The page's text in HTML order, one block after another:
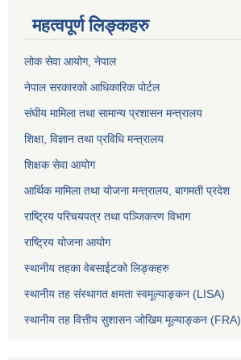
महत्वपूर्ण लिङ्कहरु
लोक सेवा आयोग, नेपाल
नेपाल सरकारको आधिकारिक पोर्टल
संघीय मामिला तथा सामान्य प्रशासन मन्त्रालय
शिक्षा, विज्ञान तथा प्रविधि मन्त्रालय
शिक्षक सेवा आयोग
आर्थिक मामिला तथा योजना मन्त्रालय, बागमती प्रदेश
राष्ट्रिय परिचयपत्र तथा पञ्जिकरण विभाग
राष्ट्रिय योजना आयोग
स्थानीय तहका वेबसाईटको लिङ्कहरु
स्थानीय तह संस्थागत क्षमता स्वमूल्याङ्कन (LISA)
स्थानीय तह वित्तीय सुशासन जोखिम मूल्याङ्कन (FRA)